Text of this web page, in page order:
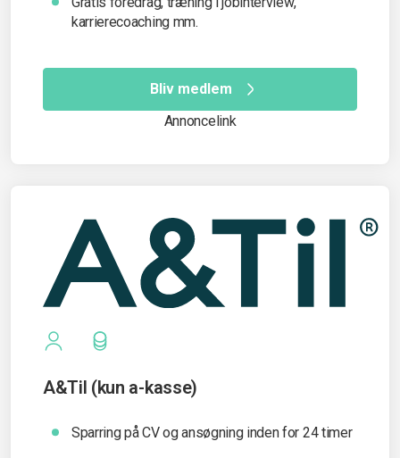
karrierecoaching mm.
Bliv medlem
Annoncelink
A&Til (kun a-kasse)
Sparring på CV og ansøgning inden for 24 timer